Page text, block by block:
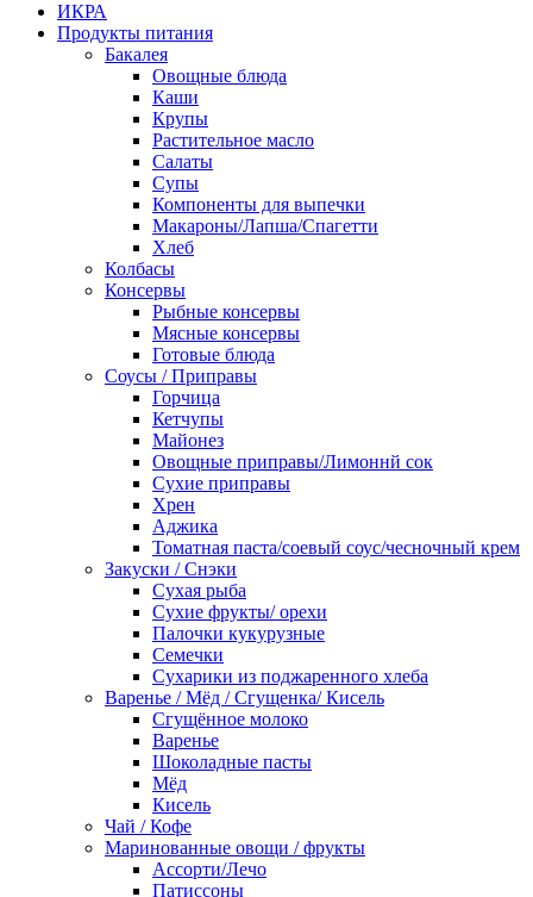
ИКРА
Продукты питания
Бакалея
Овощные блюда
Каши
Крупы
Растительное масло
Салаты
Супы
Компоненты для выпечки
Макароны/Лапша/Спагетти
Хлеб
Колбасы
Консервы
Рыбные консервы
Мясные консервы
Готовые блюда
Соусы / Приправы
Горчица
Кетчупы
Майонез
Овощные приправы/Лимоннй сок
Сухие приправы
Хрен
Аджика
Томатная паста/соевый соус/чесночный крем
Закуски / Снэки
Сухая рыба
Сухие фрукты/ орехи
Палочки кукурузные
Семечки
Сухарики из поджаренного хлеба
Варенье / Мёд / Сгущенка/ Кисель
Сгущённое молоко
Варенье
Шоколадные пасты
Мёд
Кисель
Чай / Кофе
Маринованные овощи / фрукты
Ассорти/Лечо
Патиссоны